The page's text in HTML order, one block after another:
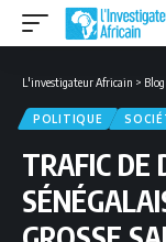
L'investigateur Africain > Blog
POLITIQUE
TRAFIC DE